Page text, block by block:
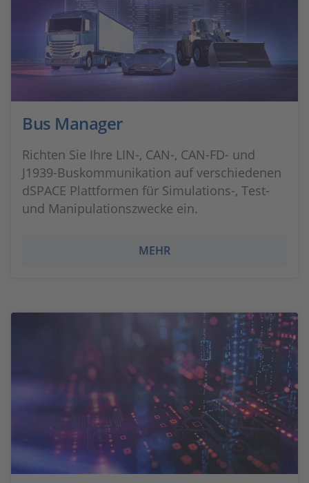
Bus Manager
Richten Sie Ihre LIN-, CAN-, CAN-FD- und
J1939-Buskommunikation auf verschiedenen
dSPACE Plattformen für Simulations-, Test-
und Manipulationszwecke ein.
MEHR